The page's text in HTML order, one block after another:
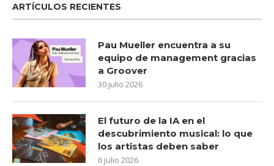
ARTÍCULOS RECIENTES
Pau Mueller encuentra a su
equipo de management gracias
a Groover
30 julio 2026
El futuro de la IA en el
descubrimiento musical: lo que
los artistas deben saber
6 julio 2026